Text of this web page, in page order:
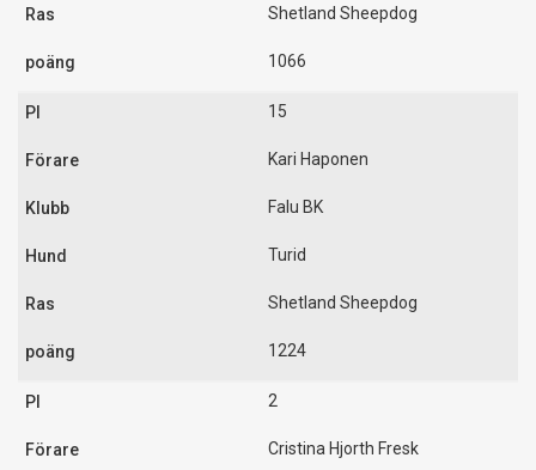
Shetland Sheepdog
1066
15
Kari Haponen
Falu BK
Turid
Shetland Sheepdog
1224
2
Cristina Hjorth Fresk